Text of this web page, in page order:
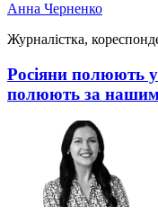
Анна Черненко
Журналістка,
Росіяни полюють
полюють за